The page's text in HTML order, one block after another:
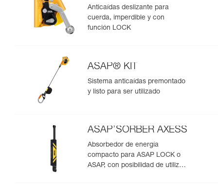
Anticaídas deslizante para
cuerda, imperdible y con
función LOCK
ASAP® KIT
Sistema anticaídas premontado
y listo para ser utilizado
ASAP’SORBER AXESS
Absorbedor de energía
compacto para ASAP LOCK o
ASAP, con posibilidad de utilizar